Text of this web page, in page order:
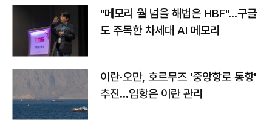
"메모리 월 넘을 해법은 HBF"…구글
도 주목한 차세대 AI 메모리
이란·오만, 호르무즈 '중앙항로 통항'
추진…입항은 이란 관리